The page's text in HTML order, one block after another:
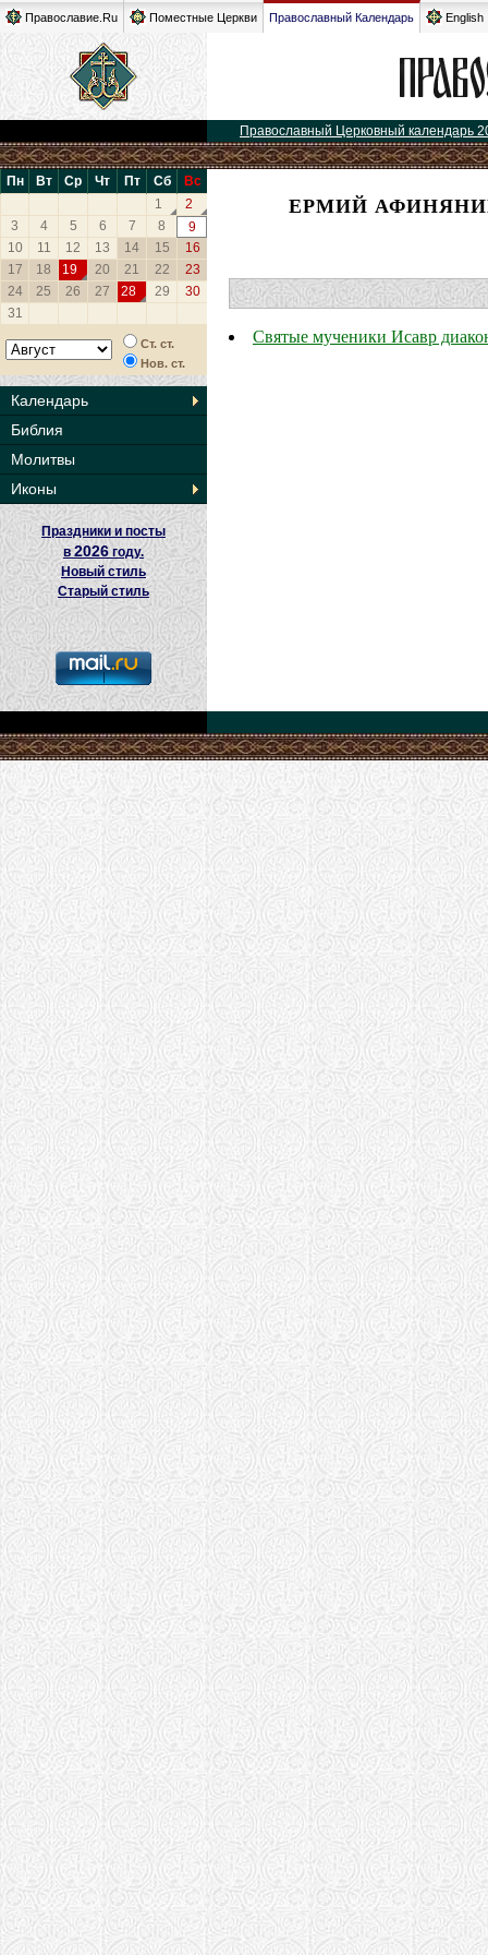
Православие.Ru Поместные Церкви Православный Календарь English
Православный Церковный календарь
Пн Вт Ср Чт Пт Сб
Вс
1
2
3
4 5 6 7 8
9
10
11 12 13 14 15
16
17
18 19 20 21 22
23
24
25 26 27 28 29
30
31
Ст. ст.
Нов. ст.
Календарь
Библия
Молитвы
Иконы
Праздники и посты
в2026 году.
Новый стиль
Старый стиль
ЕРМИЙ
Святые мученики Исавр